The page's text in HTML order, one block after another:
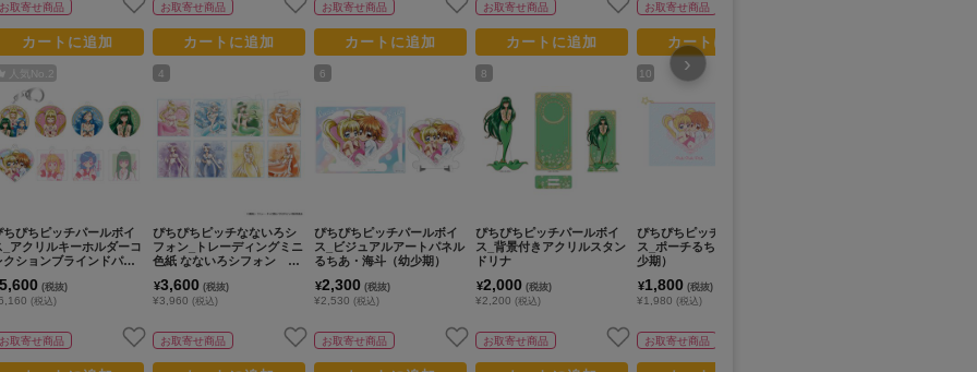
お取寄せ商品
カートに追加
人気No.
ちぴちピッチパールボイ
_アクリルキーホルダーコ
クションブラインドパッ
5,600 (税抜)
(税込)
お取寄せ商品
お取寄せ商品
カートに追加
4
ぴちぴちピッチなないろシ
フォン_トレーディングミニ
色紙 なないろシフォン ブ
パック入り】
¥3,600 (税抜)
¥3,960(税込)
お取寄せ商品
お取寄せ商品
カートに追加
6
ぴちぴちピッチパールボイ
ス_ビジュアルアートパネル
るちあ・海斗（幼少期）
¥2,300 (税抜)
¥2,530 (税込)
お取寄せ商品
お取寄せ商品
カートに追加
8
ぴちぴちピッチパールボイ
ス_背景付きアクリルスタン
ドリナ
¥2,000 (税抜)
¥2,200 (税込)
お取寄せ商品
お取寄せ商品
カートに追加
10
ぴちぴちピッチパールボイ
ス_ポーチるちあ・海斗（幼
少期）
¥1,800 (税抜)
¥1,980 (税込)
お取寄せ商品
›